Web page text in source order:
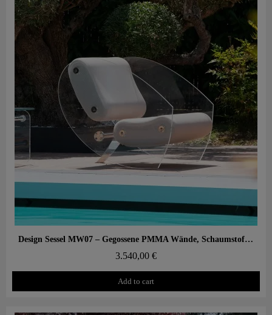
Aperçu rapide Design Sessel MW07 – Gegossene PMMA Wände, Schaumstoffsitz mit Wabenstruktur
3.540,00 €
Add to cart